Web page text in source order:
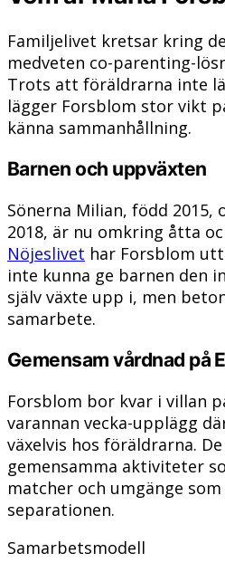
Familjelivet kretsar kring
medveten co-parenting-
Trots att föräldrarna inte
lägger Forsblom stor vikt
känna sammanhållning.
Barnen och uppväxten
Sönerna Milian, född 2015,
2018, är nu omkring åtta
Nöjeslivet har Forsblom
inte kunna ge barnen den
själv växte upp i, men
samarbete.
Gemensam vårdnad på
Forsblom bor kvar i villan
varannan vecka-upplägg
växelvis hos föräldrarna.
gemensamma aktiviteter
matcher och umgänge
separationen.
Samarbetsmodell